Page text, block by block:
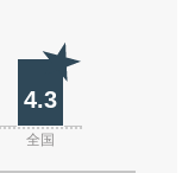
4.3
全国